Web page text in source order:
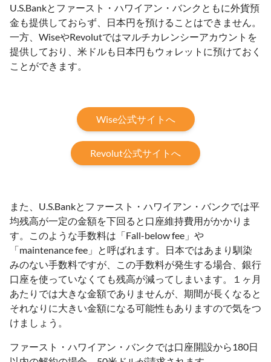
U.S.Bankとファースト・ハワイアン・バンクともに外貨預
金も提供しておらず、日本円を預けることはできません。
一方、WiseやRevolutではマルチカレンシーアカウントを
提供しており、米ドルも日本円もウォレットに預けておく
ことができます。
Wise公式サイトへ
Revolut公式サイトへ
また、U.S.Bankとファースト・ハワイアン・バンクでは平
均残高が一定の金額を下回ると口座維持費用がかかりま
す。このような手数料は「Fall-below fee」や
「maintenance fee」と呼ばれます。日本ではあまり馴染
みのない手数料ですが、この手数料が発生する場合、銀行
口座を使っていなくても残高が減ってしまいます。１ヶ月
あたりでは大きな金額でありませんが、期間が長くなると
それなりに大きい金額になる可能性もありますので気をつ
けましょう。
ファースト・ハワイアン・バンクでは口座開設から180日